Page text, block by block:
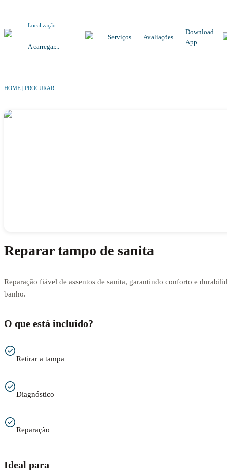
Localização
A carregar...
Serviços Avaliações
Download
App
HOME | PROCURAR
Reparar tampo de sanita
Reparação fiável de assentos de sanita, garantindo conforto e
banho.
O que está incluído?
Retirar a tampa
Diagnóstico
Reparação
Ideal para